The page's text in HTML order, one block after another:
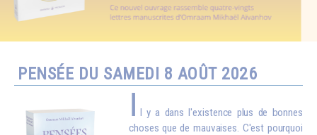
PENSÉE DU SAMEDI 8 AOÛT 2026
I l y a dans l'existence plus de bonnes
choses que de mauvaises. C'est pourquoi